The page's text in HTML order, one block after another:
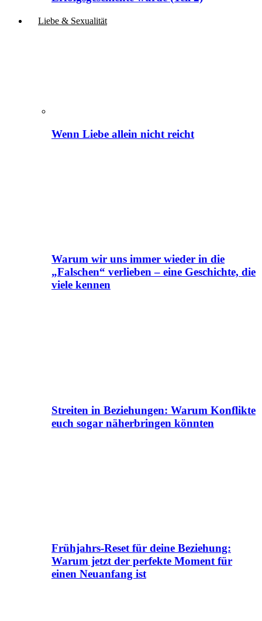
Liebe & Sexualität
Wenn Liebe allein nicht reicht
Warum wir uns immer wieder in die
„Falschen“ verlieben – eine Geschichte, die
viele kennen
Streiten in Beziehungen: Warum Konflikte
euch sogar näherbringen könnten
Frühjahrs-Reset für deine Beziehung:
Warum jetzt der perfekte Moment für
einen Neuanfang ist